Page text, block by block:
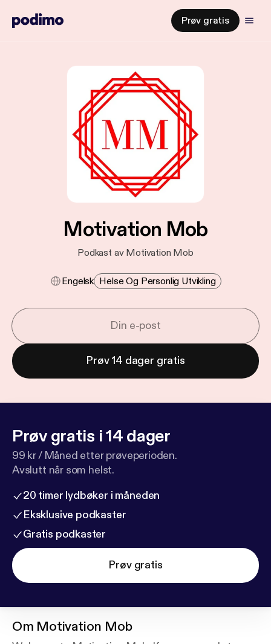
Prøv gratis
Motivation Mob
Podkast av Motivation Mob
Engelsk Helse Og Personlig Utvikling
Prøv 14 dager gratis
Prøv gratis i 14 dager
99 kr / Måned etter prøveperioden.
Avslutt når som helst.
20 timer lydbøker i måneden
Eksklusive podkaster
Gratis podkaster
Prøv gratis
Om Motivation Mob